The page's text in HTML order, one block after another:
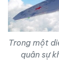
Trong một
quân sự